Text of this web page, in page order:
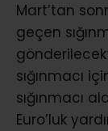
Mart’tan
geçen
sığınmacı
sığınmacı
Euro’luk